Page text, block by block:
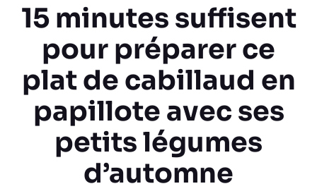
15 minutes suffisent
pour préparer ce
plat de cabillaud en
papillote avec ses
petits légumes
d’automne